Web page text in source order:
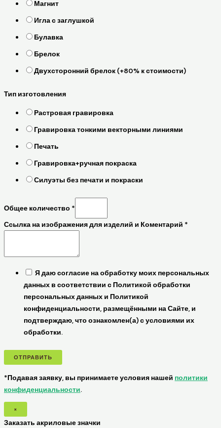
Магнит
Игла с заглушкой
Булавка
Брелок
Двухсторонний брелок (+80% к стоимости)
Тип изготовления
Растровая гравировка
Гравировка тонкими векторными линиями
Печать
Гравировка+ручная покраска
Силуэты без печати и покраски
Общее количество *
Ссылка на изображения для изделий и Коментарий *
Я даю согласие на обработку моих персональных
данных в соответствии с Политикой обработки
персональных данных и Политикой
конфиденциальности, размещёнными на Сайте, и
подтверждаю, что ознакомлен(а) с условиями их
обработки.
ОТПРАВИТЬ
*Подавая заявку, вы принимаете условия нашей политики
конфиденциальности.
×
Заказать акриловые значки